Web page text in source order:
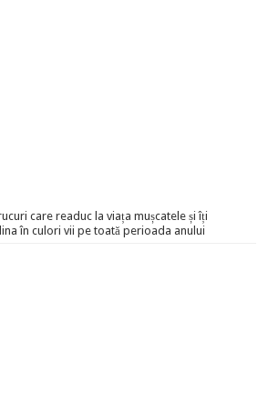
care readuc la viața mușcatele și îți
în culori vii pe toată perioada anului